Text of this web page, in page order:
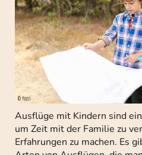
Ausflüge mit Kindern sind
um Zeit mit der Familie zu
Erfahrungen zu machen. Es